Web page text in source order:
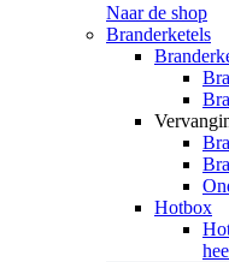
Naar de shop
Branderketels
Hotbox